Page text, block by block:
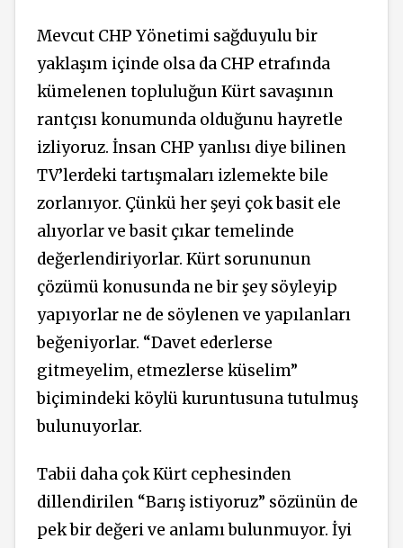
Mevcut CHP Yönetimi sağduyulu bir
yaklaşım içinde olsa da CHP etrafında
kümelenen topluluğun Kürt savaşının
rantçısı konumunda olduğunu hayretle
izliyoruz. İnsan CHP yanlısı diye bilinen
TV’lerdeki tartışmaları izlemekte bile
zorlanıyor. Çünkü her şeyi çok basit ele
alıyorlar ve basit çıkar temelinde
değerlendiriyorlar. Kürt sorununun
çözümü konusunda ne bir şey söyleyip
yapıyorlar ne de söylenen ve yapılanları
beğeniyorlar. “Davet ederlerse
gitmeyelim, etmezlerse küselim”
biçimindeki köylü kuruntusuna tutulmuş
bulunuyorlar.
Tabii daha çok Kürt cephesinden
dillendirilen “Barış istiyoruz” sözünün de
pek bir değeri ve anlamı bulunmuyor. İyi